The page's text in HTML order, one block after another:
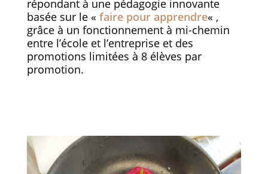
répondant à une pédagogie innovante
basée sur le « faire pour apprendre« ,
grâce à un fonctionnement à mi-chemin
entre l’école et l’entreprise et des
promotions limitées à 8 élèves par
promotion.